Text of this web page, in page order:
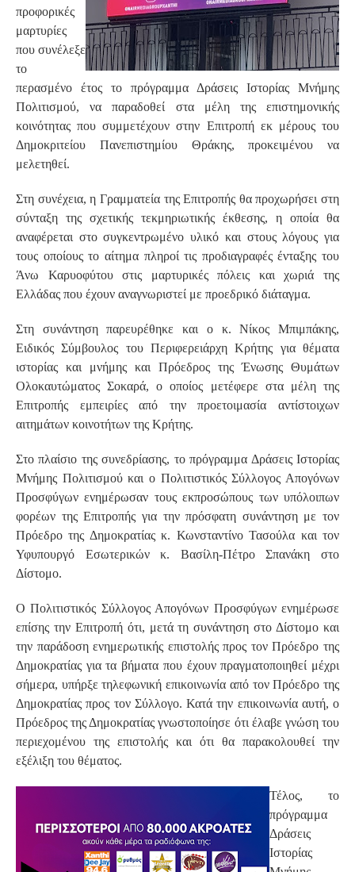
προφορικές
μαρτυρίες
που συνέλεξε
το
περασμένο έτος το πρόγραμμα Δράσεις Ιστορίας Μνήμης
Πολιτισμού, να παραδοθεί στα μέλη της επιστημονικής
κοινότητας που συμμετέχουν στην Επιτροπή εκ μέρους του
Δημοκριτείου Πανεπιστημίου Θράκης, προκειμένου να
μελετηθεί.
Στη συνέχεια, η Γραμματεία της Επιτροπής θα προχωρήσει στη
σύνταξη της σχετικής τεκμηριωτικής έκθεσης, η οποία θα
αναφέρεται στο συγκεντρωμένο υλικό και στους λόγους για
τους οποίους το αίτημα πληροί τις προδιαγραφές ένταξης του
Άνω Καρυοφύτου στις μαρτυρικές πόλεις και χωριά της
Ελλάδας που έχουν αναγνωριστεί με προεδρικό διάταγμα.
Στη συνάντηση παρευρέθηκε και ο κ. Νίκος Μπιμπάκης,
Ειδικός Σύμβουλος του Περιφερειάρχη Κρήτης για θέματα
ιστορίας και μνήμης και Πρόεδρος της Ένωσης Θυμάτων
Ολοκαυτώματος Σοκαρά, ο οποίος μετέφερε στα μέλη της
Επιτροπής εμπειρίες από την προετοιμασία αντίστοιχων
αιτημάτων κοινοτήτων της Κρήτης.
Στο πλαίσιο της συνεδρίασης, το πρόγραμμα Δράσεις Ιστορίας
Μνήμης Πολιτισμού και ο Πολιτιστικός Σύλλογος Απογόνων
Προσφύγων ενημέρωσαν τους εκπροσώπους των υπόλοιπων
φορέων της Επιτροπής για την πρόσφατη συνάντηση με τον
Πρόεδρο της Δημοκρατίας κ. Κωνσταντίνο Τασούλα και τον
Υφυπουργό Εσωτερικών κ. Βασίλη-Πέτρο Σπανάκη στο
Δίστομο.
Ο Πολιτιστικός Σύλλογος Απογόνων Προσφύγων ενημέρωσε
επίσης την Επιτροπή ότι, μετά τη συνάντηση στο Δίστομο και
την παράδοση ενημερωτικής επιστολής προς τον Πρόεδρο της
Δημοκρατίας για τα βήματα που έχουν πραγματοποιηθεί μέχρι
σήμερα, υπήρξε τηλεφωνική επικοινωνία από τον Πρόεδρο της
Δημοκρατίας προς τον Σύλλογο. Κατά την επικοινωνία αυτή, ο
Πρόεδρος της Δημοκρατίας γνωστοποίησε ότι έλαβε γνώση του
περιεχομένου της επιστολής και ότι θα παρακολουθεί την
εξέλιξη του θέματος.
Τέλος, το
πρόγραμμα
Δράσεις
Ιστορίας